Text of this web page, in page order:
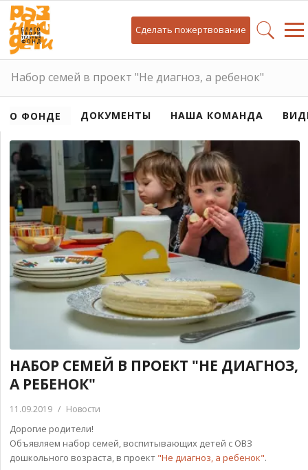
Сделать пожертвование
Набор семей в проект "Не диагноз, а ребенок"
О ФОНДЕ ДОКУМЕНТЫ НАША КОМАНДА
НАБОР СЕМЕЙ В ПРОЕКТ "НЕ ДИАГНОЗ,
А РЕБЕНОК"
11.09.2019 / Новости
Дорогие родители!
Объявляем набор семей, воспитывающих детей с ОВЗ
дошкольного возраста, в проект "Не диагноз, а ребенок".